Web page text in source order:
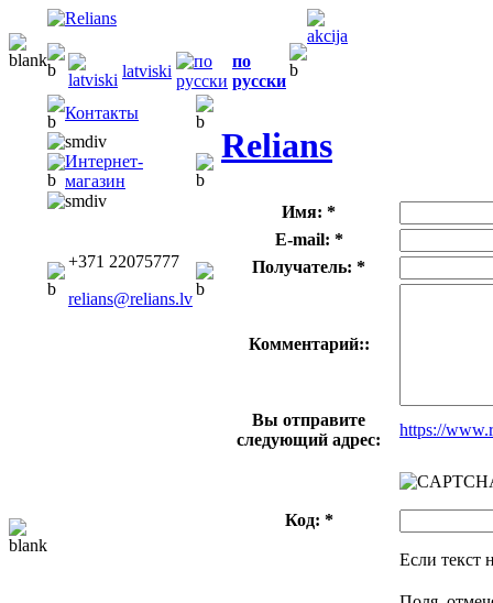
latviski
по
русски
Контакты
Интернет-
магазин
+371 22075777
relians@relians.lv
Relians
Имя: *
E-mail: *
Получатель: *
Комментарий::
Вы отправите
следующий адрес:
https://
Код: *
Если текст